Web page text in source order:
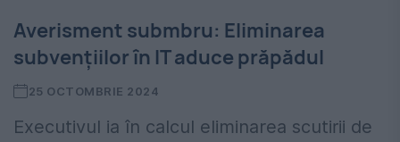
Averisment submbru: Eliminarea
subvențiilor în IT aduce prăpădul
25 OCTOMBRIE 2024
Executivul ia în calcul eliminarea scutirii de